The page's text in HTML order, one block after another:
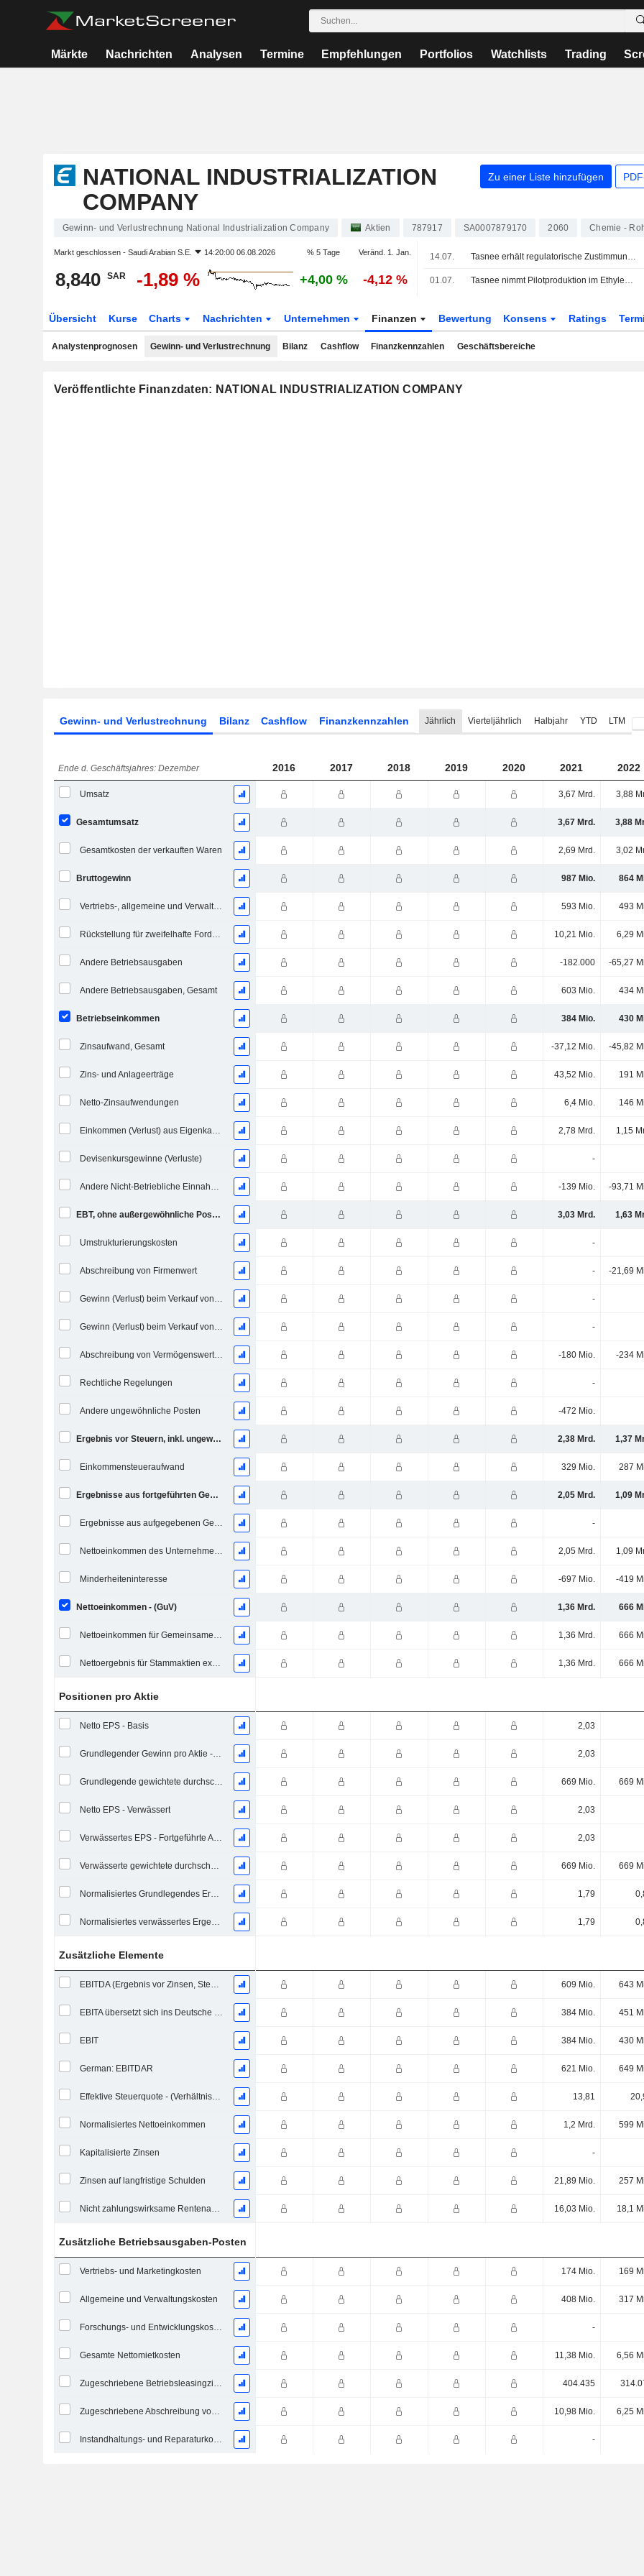
Märkte Nachrichten Analysen Termine Empfehlungen Portfolios Watchlists Trading
NATIONAL INDUSTRIALIZATION
COMPANY
Zu einer Liste hinzufügen
Gewinn- und Verlustrechnung National Industrialization Company Aktien 787917 SA0007879170 2060 Chemie -
Markt geschlossen - Saudi Arabian S.E. 14:20:00 06.08.2026 % 5 Tage Veränd. 1. Jan.
8,840 SAR -1,89 % +4,00 % -4,12 %
14.07. Tasnee erhält regulatorische Zustimmung für Verkauf der Al-Rowad-Industrieveredelungseinheit
01.07. Tasnee nimmt Pilotproduktion im Ethylen-Crackerwerk auf
Übersicht Kurse Charts Nachrichten Unternehmen Finanzen Bewertung Konsens Ratings
Analystenprognosen Gewinn- und Verlustrechnung Bilanz Cashflow Finanzkennzahlen Geschäftsbereiche
Veröffentlichte Finanzdaten: NATIONAL INDUSTRIALIZATION COMPANY
Gewinn- und Verlustrechnung Bilanz Cashflow Finanzkennzahlen Jährlich Vierteljährlich Halbjahr YTD LTM
Ende d. Geschäftsjahres: Dezember 2016 2017 2018 2019 2020 2021 2022
Umsatz 3,67 Mrd. 3,88
Gesamtumsatz 3,67 Mrd. 3,88
Gesamtkosten der verkauften Waren 2,69 Mrd. 3,02
Bruttogewinn 987 Mio. 864
Vertriebs-, allgemeine und Verwaltungskosten, Gesamt 593 Mio. 493
Rückstellung für zweifelhafte Forderungen 10,21 Mio. 6,29
Andere Betriebsausgaben -182.000 -65,27
Andere Betriebsausgaben, Gesamt 603 Mio. 434
Betriebseinkommen 384 Mio. 430
Zinsaufwand, Gesamt -37,12 Mio. -45,82
Zins- und Anlageerträge 43,52 Mio. 191
Netto-Zinsaufwendungen 6,4 Mio. 146
Einkommen (Verlust) aus Eigenkapitalinvestitionen. 2,78 Mrd. 1,15
Devisenkursgewinne (Verluste) -
Andere Nicht-Betriebliche Einnahmen (Ausgaben) -139 Mio. -93,71
EBT, ohne außergewöhnliche Posten 3,03 Mrd. 1,63
Umstrukturierungskosten -
Abschreibung von Firmenwert - -21,69
Gewinn (Verlust) beim Verkauf von Investitionen -
Gewinn (Verlust) beim Verkauf von Vermögenswerten -
Abschreibung von Vermögenswerten -180 Mio. -234
Rechtliche Regelungen -
Andere ungewöhnliche Posten -472 Mio.
Ergebnis vor Steuern, inkl. ungewöhnliche Posten 2,38 Mrd. 1,37
Einkommensteueraufwand 329 Mio. 287
Ergebnisse aus fortgeführten Geschäftstätigkeiten 2,05 Mrd. 1,09
Ergebnisse aus aufgegebenen Geschäftsbereichen -
Nettoeinkommen des Unternehmens 2,05 Mrd. 1,09
Minderheiteninteresse -697 Mio. -419
Nettoeinkommen - (GuV) 1,36 Mrd. 666
Nettoeinkommen für Gemeinsames einschließlich außerordentlicher Posten 1,36 Mrd. 666
Nettoergebnis für Stammaktien exkl. außerordentliche Posten 1,36 Mrd. 666
Positionen pro Aktie
Netto EPS - Basis 2,03
Grundlegender Gewinn pro Aktie - Fortlaufende Geschäftstätigkeit 2,03
Grundlegende gewichtete durchschnittliche ausstehende Aktien 669 Mio. 669
Netto EPS - Verwässert 2,03
Verwässertes EPS - Fortgeführte Aktivitäten 2,03
Verwässerte gewichtete durchschnittliche ausstehende Aktien 669 Mio. 669
Normalisiertes Grundlegendes Ergebnis je Aktie 1,79
Normalisiertes verwässertes Ergebnis pro Aktie 1,79
Zusätzliche Elemente
EBITDA (Ergebnis vor Zinsen, Steuern, Abschreibungen auf immaterielle Vermögenswerte und Sachanlagen) 609 Mio. 643
EBITA übersetzt sich ins Deutsche als "Ergebnis vor Zinsen, Steuern und Abschreibungen". 384 Mio. 451
EBIT 384 Mio. 430
German: EBITDAR 621 Mio. 649
Effektive Steuerquote - (Verhältniszahl) 13,81
Normalisiertes Nettoeinkommen 1,2 Mrd. 599
Kapitalisierte Zinsen -
Zinsen auf langfristige Schulden 21,89 Mio. 257
Nicht zahlungswirksame Rentenaufwendungen 16,03 Mio. 18,1
Zusätzliche Betriebsausgaben-Posten
Vertriebs- und Marketingkosten 174 Mio. 169
Allgemeine und Verwaltungskosten 408 Mio. 317
Forschungs- und Entwicklungskosten aus Fußnoten -
Gesamte Nettomietkosten 11,38 Mio. 6,56
Zugeschriebene Betriebsleasingzinsaufwand 404.435
Zugeschriebene Abschreibung von Operating-Leasingverträgen 10,98 Mio. 6,25
Instandhaltungs- und Reparaturkosten, Gesamt -